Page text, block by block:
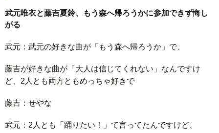
武元唯衣と藤吉夏鈴、もう森へ帰ろうかに参加できず悔し
がる
武元：武元の好きな曲が「もう森へ帰ろうか」で、
藤吉が好きな曲が「大人は信じてくれない」なんですけ
ど、2人とも両方ともめっちゃ好きで
藤吉：せやな
武元：2人とも「踊りたい！」て言ってたんですけど、